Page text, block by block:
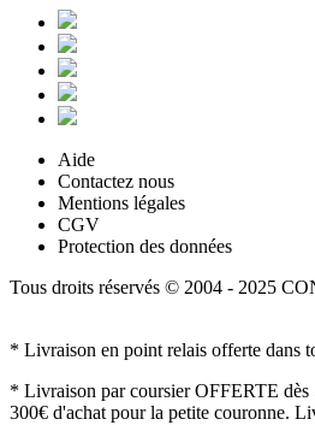
Aide
Contactez nous
Mentions légales
CGV
Protection des données
Tous droits réservés © 2004 - 2025
* Livraison en point relais offerte dans
* Livraison par coursier OFFERTE dès
300€ d'achat pour la petite couronne.